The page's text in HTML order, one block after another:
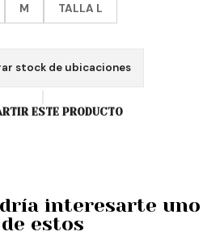
M TALLA L
stock de ubicaciones
ESTE PRODUCTO
interesarte uno
de estos